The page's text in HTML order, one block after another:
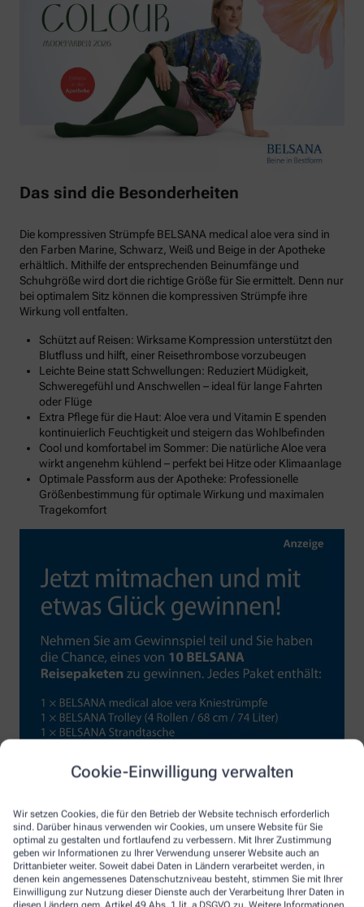
Cookie-Einwilligung verwalten
Wir setzen Cookies, die für den Betrieb der Website technisch erforderlich
sind. Darüber hinaus verwenden wir Cookies, um unsere Website für Sie
optimal zu gestalten und fortlaufend zu verbessern. Mit Ihrer Zustimmung
geben wir Informationen zu Ihrer Verwendung unserer Website auch an
Drittanbieter weiter. Soweit dabei Daten in Ländern verarbeitet werden, in
denen kein angemessenes Datenschutzniveau besteht, stimmen Sie mit Ihrer
Einwilligung zur Nutzung dieser Dienste auch der Verarbeitung Ihrer Daten in
Das sind die Besonderheiten
Die kompressiven Strümpfe BELSANA medical aloe vera sind in
den Farben Marine, Schwarz, Weiß und Beige in der Apotheke
erhältlich. Mithilfe der entsprechenden Beinumfänge und
Schuhgröße wird dort die richtige Größe für Sie ermittelt. Denn nur
bei optimalem Sitz können die kompressiven Strümpfe ihre
Wirkung voll entfalten.
Schützt auf Reisen: Wirksame Kompression unterstützt den
Blutfluss und hilft, einer Reisethrombose vorzubeugen
Leichte Beine statt Schwellungen: Reduziert Müdigkeit,
Schweregefühl und Anschwellen – ideal für lange Fahrten
oder Flüge
Extra Pflege für die Haut: Aloe vera und Vitamin E spenden
kontinuierlich Feuchtigkeit und steigern das Wohlbefinden
Cool und komfortabel im Sommer: Die natürliche Aloe vera
wirkt angenehm kühlend – perfekt bei Hitze oder Klimaanlage
Optimale Passform aus der Apotheke: Professionelle
Größenbestimmung für optimale Wirkung und maximalen
Tragekomfort